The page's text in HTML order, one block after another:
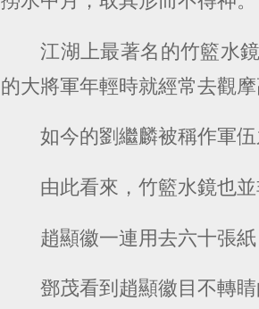
江湖上最著名的竹籃水
的大將軍年輕時就經常去觀
如今的劉繼麟被稱作軍
由此看來，竹籃水鏡也
趙顯徽一連用去六十張
鄧茂看到趙顯徽目不轉